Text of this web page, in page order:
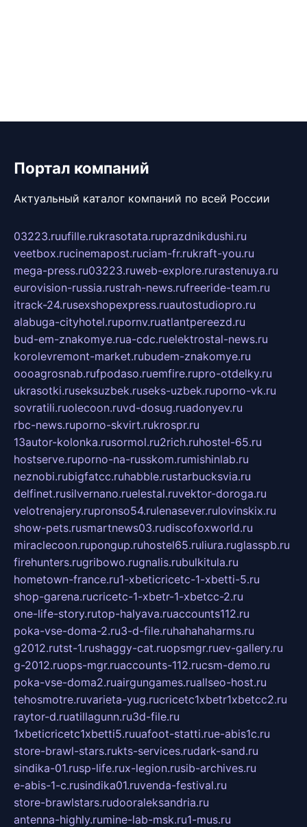
Портал компаний
Актуальный каталог компаний по всей России
03223.ruufille.rukrasotata.ruprazdnikdushi.ru
veetbox.rucinemapost.ruciam-fr.rukraft-you.ru
mega-press.ru03223.ruweb-explore.rurastenuya.ru
eurovision-russia.rustrah-news.rufreeride-team.ru
itrack-24.rusexshopexpress.ruautostudiopro.ru
alabuga-cityhotel.rupornv.ruatlantpereezd.ru
bud-em-znakomye.rua-cdc.ruelektrostal-news.ru
korolevremont-market.rubudem-znakomye.ru
oooagrosnab.rufpodaso.ruemfire.rupro-otdelky.ru
ukrasotki.ruseksuzbek.ruseks-uzbek.ruporno-vk.ru
sovratili.ruolecoon.ruvd-dosug.ruadonyev.ru
rbc-news.ruporno-skvirt.rukrospr.ru
13autor-kolonka.rusormol.ru2rich.ruhostel-65.ru
hostserve.ruporno-na-russkom.rumishinlab.ru
neznobi.rubigfatcc.ruhabble.rustarbucksvia.ru
delfinet.rusilvernano.ruelestal.ruvektor-doroga.ru
velotrenajery.rupronso54.rulenasever.rulovinskix.ru
show-pets.rusmartnews03.rudiscofoxworld.ru
miraclecoon.rupongup.ruhostel65.ruliura.ruglasspb.ru
firehunters.rugribowo.rugnalis.rubulkitula.ru
hometown-france.ru1-xbeticricetc-1-xbetti-5.ru
shop-garena.rucricetc-1-xbetr-1-xbetcc-2.ru
one-life-story.rutop-halyava.ruaccounts112.ru
poka-vse-doma-2.ru3-d-file.ruhahahaharms.ru
g2012.rutst-1.rushaggy-cat.ruopsmgr.ruev-gallery.ru
g-2012.ruops-mgr.ruaccounts-112.rucsm-demo.ru
poka-vse-doma2.ruairgungames.ruallseo-host.ru
tehosmotre.ruvarieta-yug.rucricetc1xbetr1xbetcc2.ru
raytor-d.ruatillagunn.ru3d-file.ru
1xbeticricetc1xbetti5.ruuafoot-statti.rue-abis1c.ru
store-brawl-stars.rukts-services.rudark-sand.ru
sindika-01.rusp-life.rux-legion.rusib-archives.ru
e-abis-1-c.rusindika01.ruvenda-festival.ru
store-brawlstars.rudooraleksandria.ru
antenna-highly.rumine-lab-msk.ru1-mus.ru